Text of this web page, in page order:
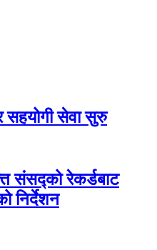
सहयोगी सेवा सुरु
संसद्को रेकर्डबाट
निर्देशन